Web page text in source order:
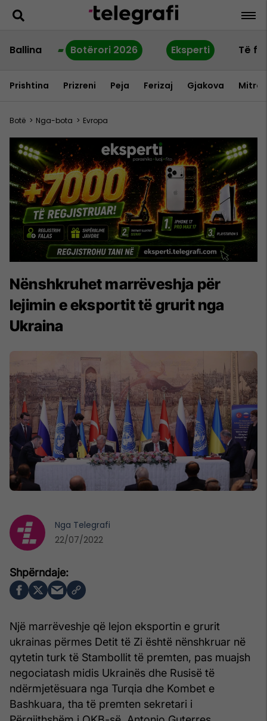
Ballina Botërori 2026 Eksperti Të
Prishtina Prizreni Peja Ferizaj Gjakova
Botë > Nga-bota > Evropa
Nënshkruhet marrëveshja për
lejimin e eksportit të grurit nga
Ukraina
Një marrëveshje që lejon eksportin e grurit
ukrainas përmes Detit të Zi është nënshkruar në
qytetin turk të Stambollit të premten, pas muajsh
negociatash midis Ukrainës dhe Rusisë të
ndërmjetësuara nga Turqia dhe Kombet e
Bashkuara, tha të premten sekretari i
Nga Telegrafi
22/07/2022